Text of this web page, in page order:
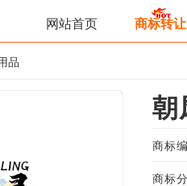
网站首页 商标转让
品
朝
商标
商标